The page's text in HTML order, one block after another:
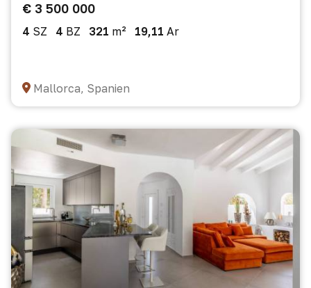
€ 3 500 000
4 SZ 4 BZ 321 m² 19,11 Ar
Mallorca, Spanien